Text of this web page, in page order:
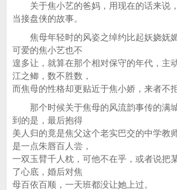
关于焦小艺的爸妈，用现在的话来说，
当接盘侠的故事。
焦母年轻时的风姿之绰约比起妖娆妩
可爱的焦小艺也不
遑多让，就算在那个相对保守的年代，主
江之鲫，数不胜数，
而焦母的性格却更贴近于焦小娇，来者不
那个时候关于焦母的风流韵事传的满
到的是，最后抱得
美人归的竟是焦父这个老实巴交的中学教
是一点朱唇百人尝，
一双玉臂千人枕，可他不在乎，或者说把
了心底，婚后对焦
母百依百顺，一天班都没让她上过。